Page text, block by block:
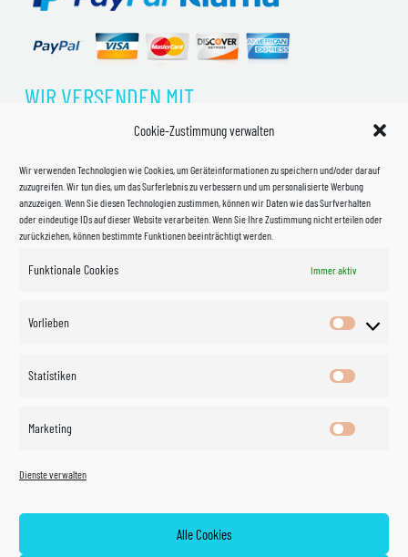
Cookie-Zustimmung verwalten
Wir verwenden Technologien wie Cookies, um Geräteinformationen zu speichern und/oder darauf
zuzugreifen. Wir tun dies, um das Surferlebnis zu verbessern und um personalisierte Werbung
anzuzeigen. Wenn Sie diesen Technologien zustimmen, können wir Daten wie das Surfverhalten
oder eindeutige IDs auf dieser Website verarbeiten. Wenn Sie Ihre Zustimmung nicht erteilen oder
zurückziehen, können bestimmte Funktionen beeinträchtigt werden.
Funktionale Cookies Immer aktiv
Vorlieben
Vorlieben
Statistiken
Marketing
Dienste verwalten
Alle Cookies
WIR VERSENDEN MIT
©